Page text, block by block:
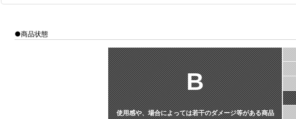
●商品状態
B
使用感や、場合によっては若干のダメージ等がある商品